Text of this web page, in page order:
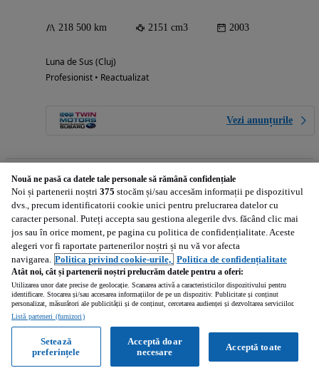
218 500 km 2151 cm3 2003
Luna de Sus (Cluj)
Profesionist • Reactualizat
Vezi anunțurile
Mercedes-Benz Sprinter 4x4 416
Sprinter 4x4 416
185 000 km 2005
Floresti (Cluj)
Privat • Publicat
7 300
Calculeaza rata
Nouă ne pasă ca datele tale personale să rămână confidențiale
Noi și partenerii noștri 375 stocăm și/sau accesăm informații pe dispozitivul
dvs., precum identificatorii cookie unici pentru prelucrarea datelor cu
caracter personal. Puteți accepta sau gestiona alegerile dvs. făcând clic mai
jos sau în orice moment, pe pagina cu politica de confidențialitate. Aceste
alegeri vor fi raportate partenerilor noștri și nu vă vor afecta
navigarea. Politica privind cookie-urile, Politica de confidențialitate
Atât noi, cât și partenerii noștri prelucrăm datele pentru a oferi:
Utilizarea unor date precise de geolocație. Scanarea activă a caracteristicilor dispozitivului pentru
identificare. Stocarea și/sau accesarea informațiilor de pe un dispozitiv. Publicitate și conținut
personalizat, măsurători ale publicității și de conținut, cercetarea audienței și dezvoltarea serviciilor.
Listă parteneri (furnizori)
Acceptă toate
Acceptă doar
necesare
Setează
preferințele